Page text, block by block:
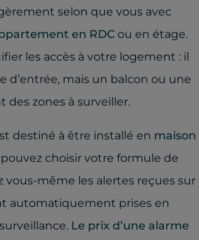
selon que vous avec
en RDC ou en étage.
les accès à votre logement : il
d’entrée, mais un balcon ou une
des zones à surveiller.
destiné à être installé en maison
pouvez choisir votre formule de
vous-même les alertes reçues sur
automatiquement prises en
Le prix d’une alarme